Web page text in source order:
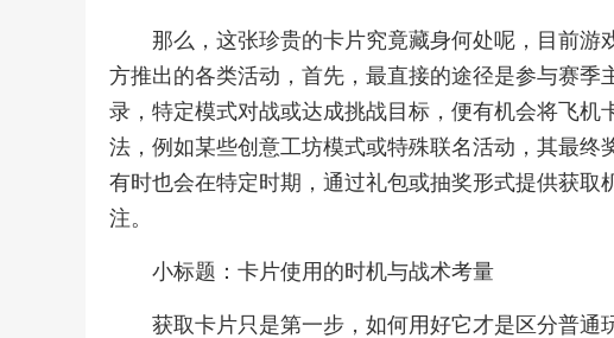
那么，这张珍贵的卡片究竟藏身何处呢，目前
方推出的各类活动，首先，最直接的途径是参与赛季
录，特定模式对战或达成挑战目标，便有机会将飞
法，例如某些创意工坊模式或特殊联名活动，其最
有时也会在特定时期，通过礼包或抽奖形式提供获取
注。
小标题：卡片使用的时机与战术考量
获取卡片只是第一步，如何用好它才是区分普